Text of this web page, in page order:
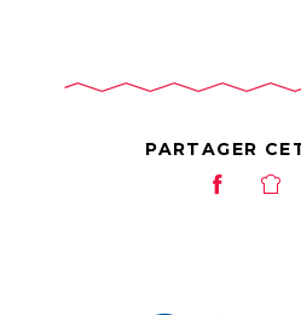
PARTAGER